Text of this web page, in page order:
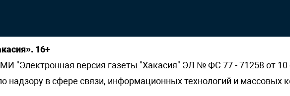
16+
"Электронная версия газеты "Хакасия" ЭЛ № ФС 77 - 71258 от 10
надзору в сфере связи, информационных технологий и массовых